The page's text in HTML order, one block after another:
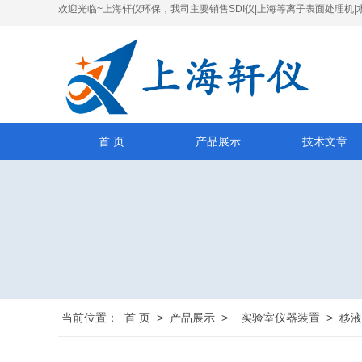
欢迎光临~上海轩仪环保，我司主要销售SDI仪|上海等离子表面处理机|
首 页 产品展示 技术文章
当前位置： 首 页 > 产品展示 > 实验室仪器装置 > 移